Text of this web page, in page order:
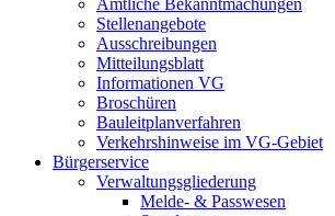
Amtliche Bekanntmachungen
Stellenangebote
Ausschreibungen
Mitteilungsblatt
Informationen VG
Broschüren
Bauleitplanverfahren
Verkehrshinweise im VG-Gebiet
Bürgerservice
Verwaltungsgliederung
Melde- & Passwesen